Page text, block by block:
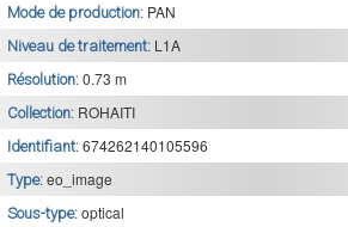
Mode de production: PAN
Niveau de traitement: L1A
Résolution: 0.73 m
Collection: ROHAITI
Identifiant: 674262140105596
Type: eo_image
Sous-type: optical